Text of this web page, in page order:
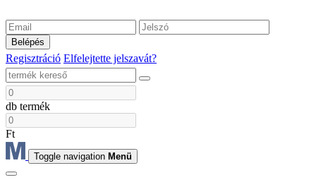
Belépés
Regisztráció Elfelejtette jelszavát?
db termék
Ft
Toggle navigation Menü